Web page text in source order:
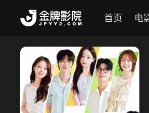
首页 电